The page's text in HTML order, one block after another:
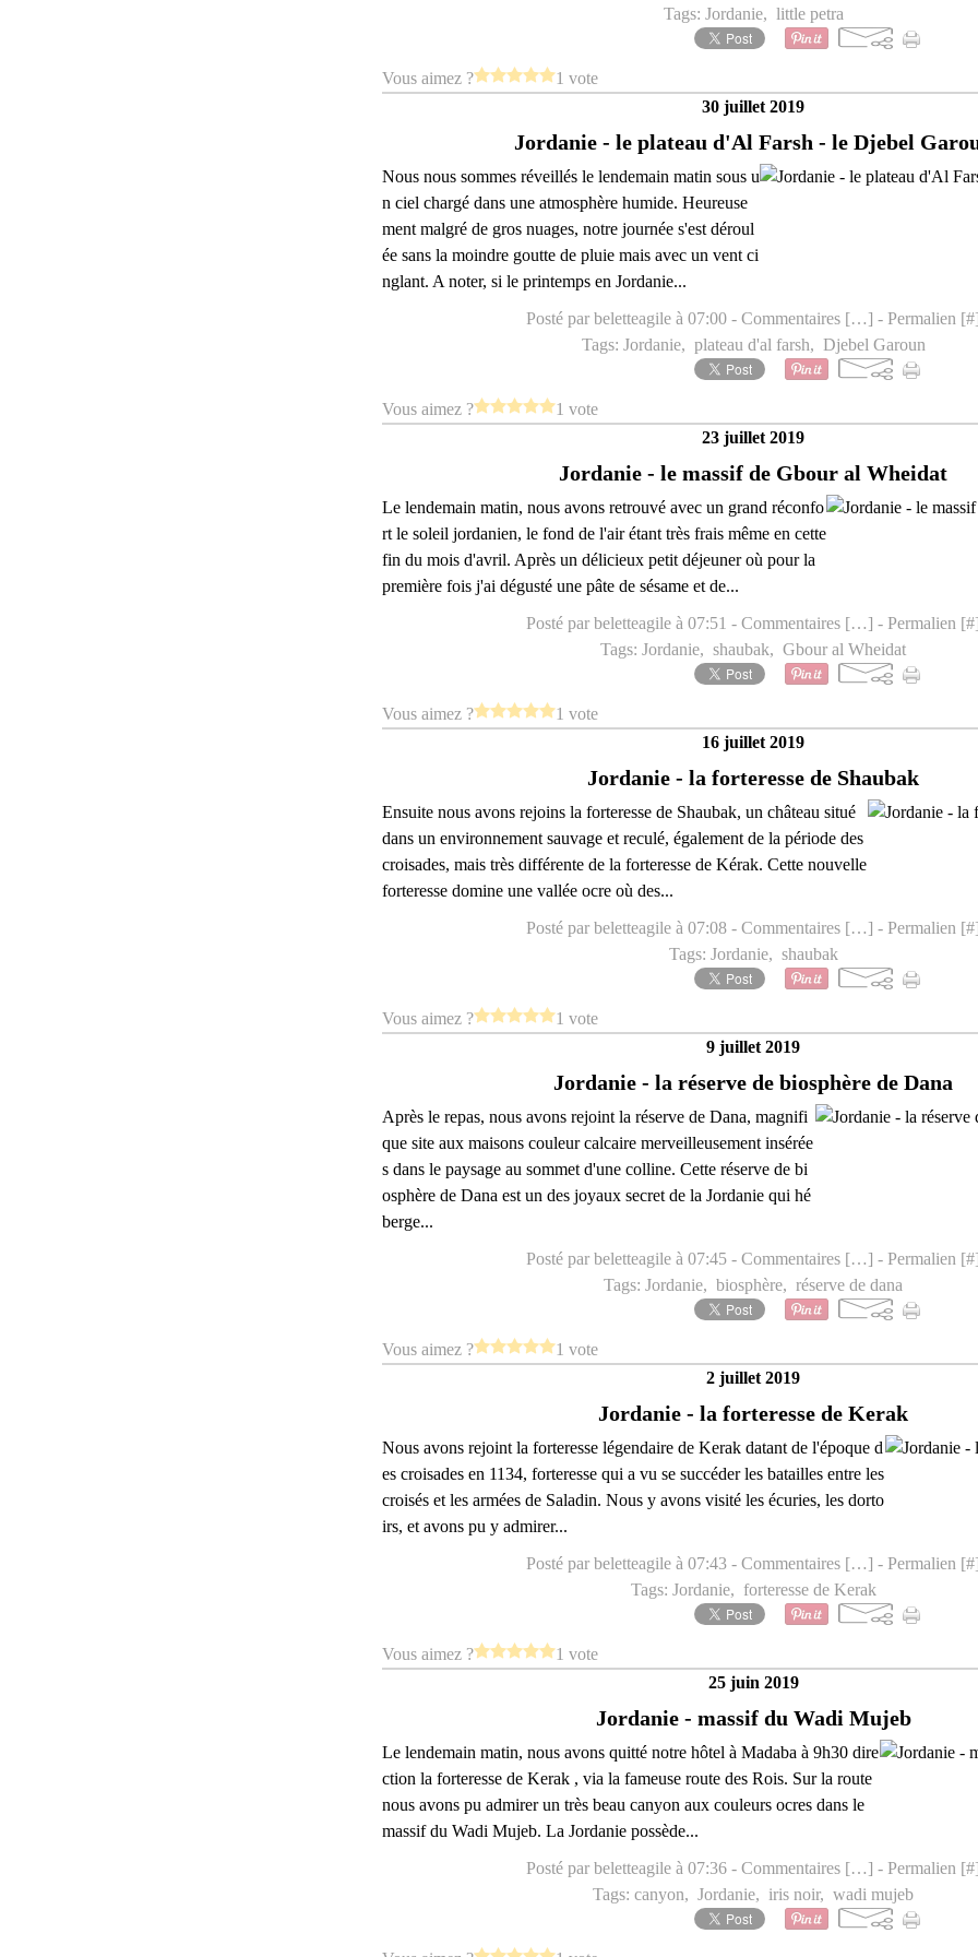
Tags: Jordanie, little petra
Vous aimez ?
1 vote
30 juillet 2019
Jordanie - le plateau d'Al Farsh - le Djebel
Nous nous sommes réveillés le lendemain matin sous u
n ciel chargé dans une atmosphère humide. Heureuse
ment malgré de gros nuages, notre journée s'est déroul
ée sans la moindre goutte de pluie mais avec un vent ci
nglant. A noter, si le printemps en Jordanie...
Posté par beletteagile à 07:00 - Commentaires […] - Permalien [#
Tags: Jordanie, plateau d'al farsh, Djebel Garoun
Vous aimez ?
1 vote
23 juillet 2019
Jordanie - le massif de Gbour al Wheidat
Le lendemain matin, nous avons retrouvé avec un grand réconfo
rt le soleil jordanien, le fond de l'air étant très frais même en cette
fin du mois d'avril. Après un délicieux petit déjeuner où pour la
première fois j'ai dégusté une pâte de sésame et de...
Posté par beletteagile à 07:51 - Commentaires […] - Permalien [#
Tags: Jordanie, shaubak, Gbour al Wheidat
Vous aimez ?
1 vote
16 juillet 2019
Jordanie - la forteresse de Shaubak
Ensuite nous avons rejoins la forteresse de Shaubak, un château situé
dans un environnement sauvage et reculé, également de la période des
croisades, mais très différente de la forteresse de Kérak. Cette nouvelle
forteresse domine une vallée ocre où des...
Posté par beletteagile à 07:08 - Commentaires […] - Permalien [#
Tags: Jordanie, shaubak
Vous aimez ?
1 vote
9 juillet 2019
Jordanie - la réserve de biosphère de Dana
Après le repas, nous avons rejoint la réserve de Dana, magnifi
que site aux maisons couleur calcaire merveilleusement insérée
s dans le paysage au sommet d'une colline. Cette réserve de bi
osphère de Dana est un des joyaux secret de la Jordanie qui hé
berge...
Posté par beletteagile à 07:45 - Commentaires […] - Permalien [#
Tags: Jordanie, biosphère, réserve de dana
Vous aimez ?
1 vote
2 juillet 2019
Jordanie - la forteresse de Kerak
Nous avons rejoint la forteresse légendaire de Kerak datant de l'époque d
es croisades en 1134, forteresse qui a vu se succéder les batailles entre les
croisés et les armées de Saladin. Nous y avons visité les écuries, les dorto
irs, et avons pu y admirer...
Posté par beletteagile à 07:43 - Commentaires […] - Permalien [#
Tags: Jordanie, forteresse de Kerak
Vous aimez ?
1 vote
25 juin 2019
Jordanie - massif du Wadi Mujeb
Le lendemain matin, nous avons quitté notre hôtel à Madaba à 9h30 dire
ction la forteresse de Kerak , via la fameuse route des Rois. Sur la route
nous avons pu admirer un très beau canyon aux couleurs ocres dans le
massif du Wadi Mujeb. La Jordanie possède...
Posté par beletteagile à 07:36 - Commentaires […] - Permalien [#
Tags: canyon, Jordanie, iris noir, wadi mujeb